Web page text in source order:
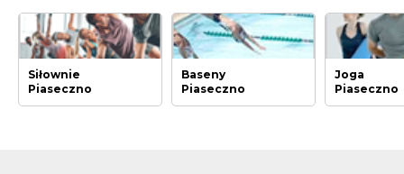
Siłownie
Piaseczno
Baseny
Piaseczno
Joga
Piaseczno